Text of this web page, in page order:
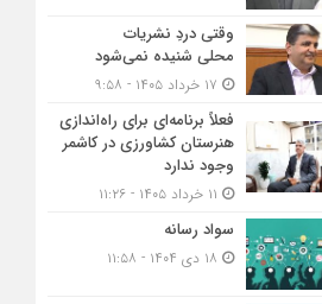
وقتی دردِ نشریات
محلی شنیده نمی‌شود
فعلاً برنامه‌ای برای راه‌اندازی
هنرستان کشاورزی در کاشمر
وجود ندارد
سواد رسانه